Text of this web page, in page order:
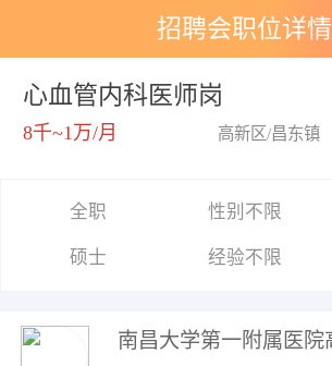
招聘会职位详情
心血管内科医师岗
8千~1万/月 高新区/昌东镇
全职 性别不限
硕士 经验不限